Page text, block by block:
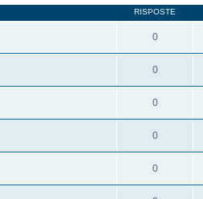
RISPOSTE
0
0
0
0
0